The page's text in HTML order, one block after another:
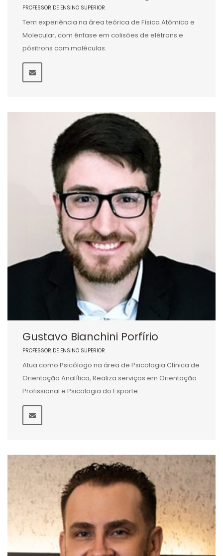
PROFESSOR DE ENSINO SUPERIOR
Tem experiência na área teórica de Física Atômica e
Molecular, com ênfase em colisões de elétrons e
pósitrons com moléculas.
Gustavo Bianchini Porfírio
PROFESSOR DE ENSINO SUPERIOR
Atua como Psicólogo na área de Psicologia Clínica de
Orientação Analítica, Realiza serviços em Orientação
Profissional e Psicologia do Esporte.